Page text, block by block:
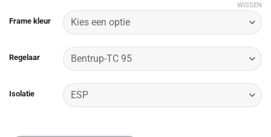
Frame kleur
Regelaar
Isolatie
WISSEN